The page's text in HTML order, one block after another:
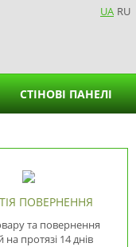
UA RU
для серветок
СТІНОВІ ПАНЕЛІ
ПОВЕРНЕННЯ
та повернення
протязі 14 днів